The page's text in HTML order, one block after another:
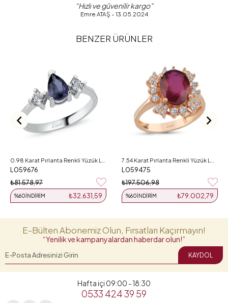
“Hızlı ve güvenilir kargo”
Emre ATAŞ - 13.05.2024
BENZER ÜRÜNLER
L059676
₺32.631,59
%60İNDIRIM
₺81.578,97
L059475
₺79.002,79
%60İNDIRIM
₺197.506,98
E-Bülten Abonemiz Olun, Fırsatları Kaçırmayın!
“Yenilik ve kampanyalardan haberdar olun!”
KAYDOL
Hafta içi 09:00 - 18:30
0533 424 39 59